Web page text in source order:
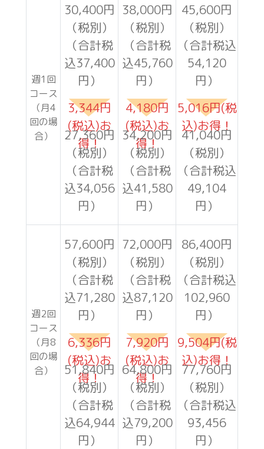
週1回
コース
（月4
回の場
合）
30,400円
（税別）
（合計税
込37,400
円）
3,344円
(税込)お
得！
27,360円
（税別）
（合計税
込34,056
円）
38,000円
（税別）
（合計税
込45,760
円）
4,180円
(税込)お
得！
34,200円
（税別）
（合計税
込41,580
円）
45,600円
（税別）
（合計税込
54,120
円）
5,016円(税
込)お得！
41,040円
（税別）
（合計税込
49,104
円）
週2回
コース
（月8
回の場
合）
57,600円
（税別）
（合計税
込71,280
円）
6,336円
(税込)お
得！
51,840円
（税別）
（合計税
込64,944
円）
72,000円
（税別）
（合計税
込87,120
円）
7,920円
(税込)お
得！
64,800円
（税別）
（合計税
込79,200
円）
86,400円
（税別）
（合計税込
102,960
円）
9,504円(税
込)お得！
77,760円
（税別）
（合計税込
93,456
円）